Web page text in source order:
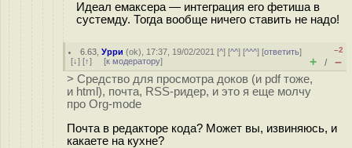
Идеал емаксера — интеграция его фетиша в
сустемду. Тогда вообще ничего ставить не надо!
6.63 ,Урри (ok), 17:37, 19/02/2021 [^] [^^] [^^^] [ответить]
[↓] [↑] [к модератору]
–2
+ / –
> Средство для просмотра доков (и pdf тоже,
и html), почта, RSS-ридер, и это я еще молчу
про Org-mode
Почта в редакторе кода? Может вы, извиняюсь, и
какаете на кухне?